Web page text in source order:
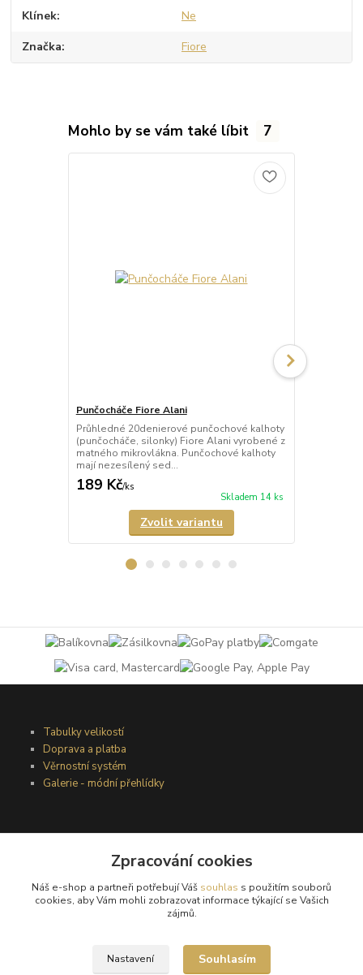
Klínek Ne
Značka Fiore
Mohlo by se vám také líbit 7
Punčocháče Fiore Alani
Průhledné 20denierové punčochové kalhoty
(punčocháče, silonky) Fiore Alani vyrobené z
matného mikrovlákna. Punčochové kalhoty
mají nezesílený sed...
189 Kč/ks
Skladem 14 ks
Zvolit variantu
Tabulky velikostí
Doprava a platba
Věrnostní systém
Galerie - módní přehlídky
Obchodní podmínky
Ochrana osobních údajů
Kontakty
Reklamační řád
Zpracování cookies
Náš e-shop a partneři potřebují Váš souhlas s použitím souborů
cookies, aby Vám mohli zobrazovat informace týkající se Vašich
zájmů.
Nastavení Souhlasím